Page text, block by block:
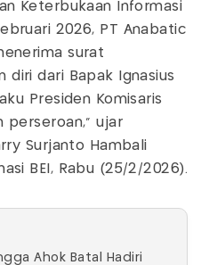
Keterbukaan Informasi
2026, PT Anabatic
surat
diri dari Bapak Ignasius
Presiden Komisaris
perseroan," ujar
Surjanto Hambali
BEI, Rabu (25/2/2026).
Ahok Batal Hadiri